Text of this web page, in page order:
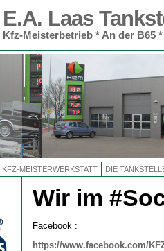
E.A. Laas
Kfz-Meisterbetrieb * An der B65
KFZ-MEISTERWERKSTATT DIE
Wir im
Facebook :
https://www.facebook.com/